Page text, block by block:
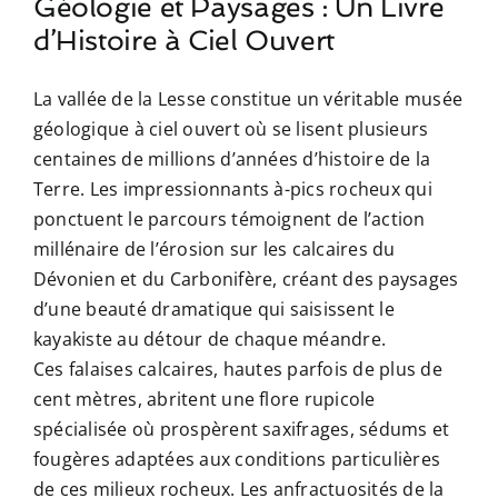
d’Histoire à Ciel Ouvert
La vallée de la Lesse constitue un véritable musée
géologique à ciel ouvert où se lisent plusieurs
centaines de millions d’années d’histoire de la
Terre. Les impressionnants à-pics rocheux qui
ponctuent le parcours témoignent de l’action
millénaire de l’érosion sur les calcaires du
Dévonien et du Carbonifère, créant des paysages
d’une beauté dramatique qui saisissent le
kayakiste au détour de chaque méandre.
Ces falaises calcaires, hautes parfois de plus de
cent mètres, abritent une flore rupicole
spécialisée où prospèrent saxifrages, sédums et
fougères adaptées aux conditions particulières
de ces milieux rocheux. Les anfractuosités de la